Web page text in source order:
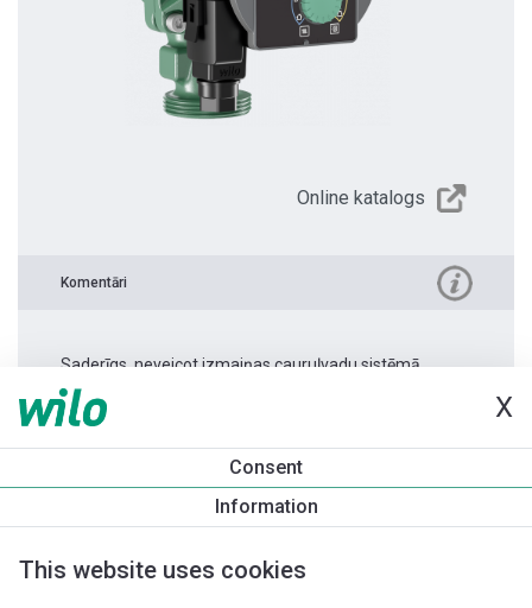
X
Consent
Information
This website uses cookies
Online katalogs
Komentāri
Saderīgs, neveicot izmaiņas cauruļvadu sistēmā.
Produkta informācija
Yonos PICO 30/1-4 -180 1.0